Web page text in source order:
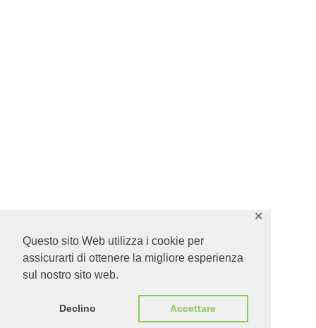
Questo sito Web utilizza i cookie per
assicurarti di ottenere la migliore esperienza
sul nostro sito web.
Declino Accettare
✕